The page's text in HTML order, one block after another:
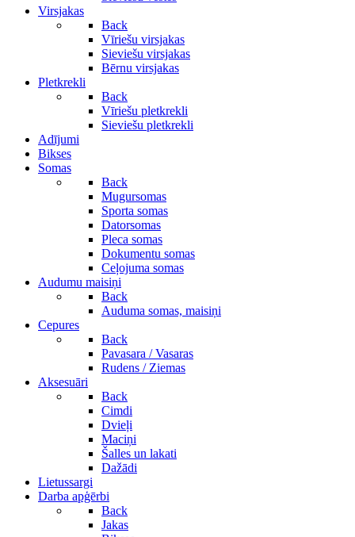
Virsjakas
Back
Vīriešu virsjakas
Sieviešu virsjakas
Bērnu virsjakas
Pletkrekli
Back
Vīriešu pletkrekli
Sieviešu pletkrekli
Adījumi
Bikses
Somas
Back
Mugursomas
Sporta somas
Datorsomas
Pleca somas
Dokumentu somas
Ceļojuma somas
Audumu maisiņi
Back
Auduma somas, maisiņi
Cepures
Back
Pavasara / Vasaras
Rudens / Ziemas
Aksesuāri
Back
Cimdi
Dvieļi
Maciņi
Šalles un lakati
Dažādi
Lietussargi
Darba apģērbi
Back
Jakas